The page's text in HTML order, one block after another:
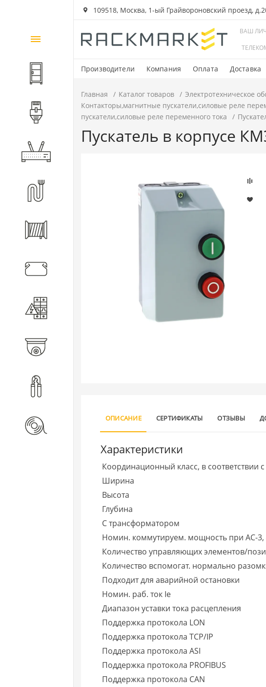
109518, Москва, 1-ый Грайвороновский проезд,
ВАШ
Производители Компания Оплата Доставка
Каталог
товаров
Шкафы и стойки
Компоненты СКС
Волоконно-оптические
Главная Каталог товаров Электротехническое
Контакторы,магнитные пускатели,силовые реле
пускатели,силовые реле переменного тока
Пускатель в корпусе
ОПИСАНИЕ СЕРТИФИКАТЫ ОТЗЫВЫ
Характеристики
Координационный класс, в соответствии с
Ширина
Высота
Глубина
С трансформатором
Номин. коммутируем. мощность при AC-3,
Количество управляющих элементов/
Количество вспомогат. нормально
Подходит для аварийной остановки
Номин. раб. ток Ie
Диапазон уставки тока расцепления
Поддержка протокола LON
Поддержка протокола TCP/IP
Поддержка протокола ASI
Поддержка протокола PROFIBUS
Поддержка протокола CAN